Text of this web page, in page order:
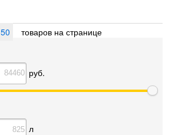
50 товаров на странице
руб.
л